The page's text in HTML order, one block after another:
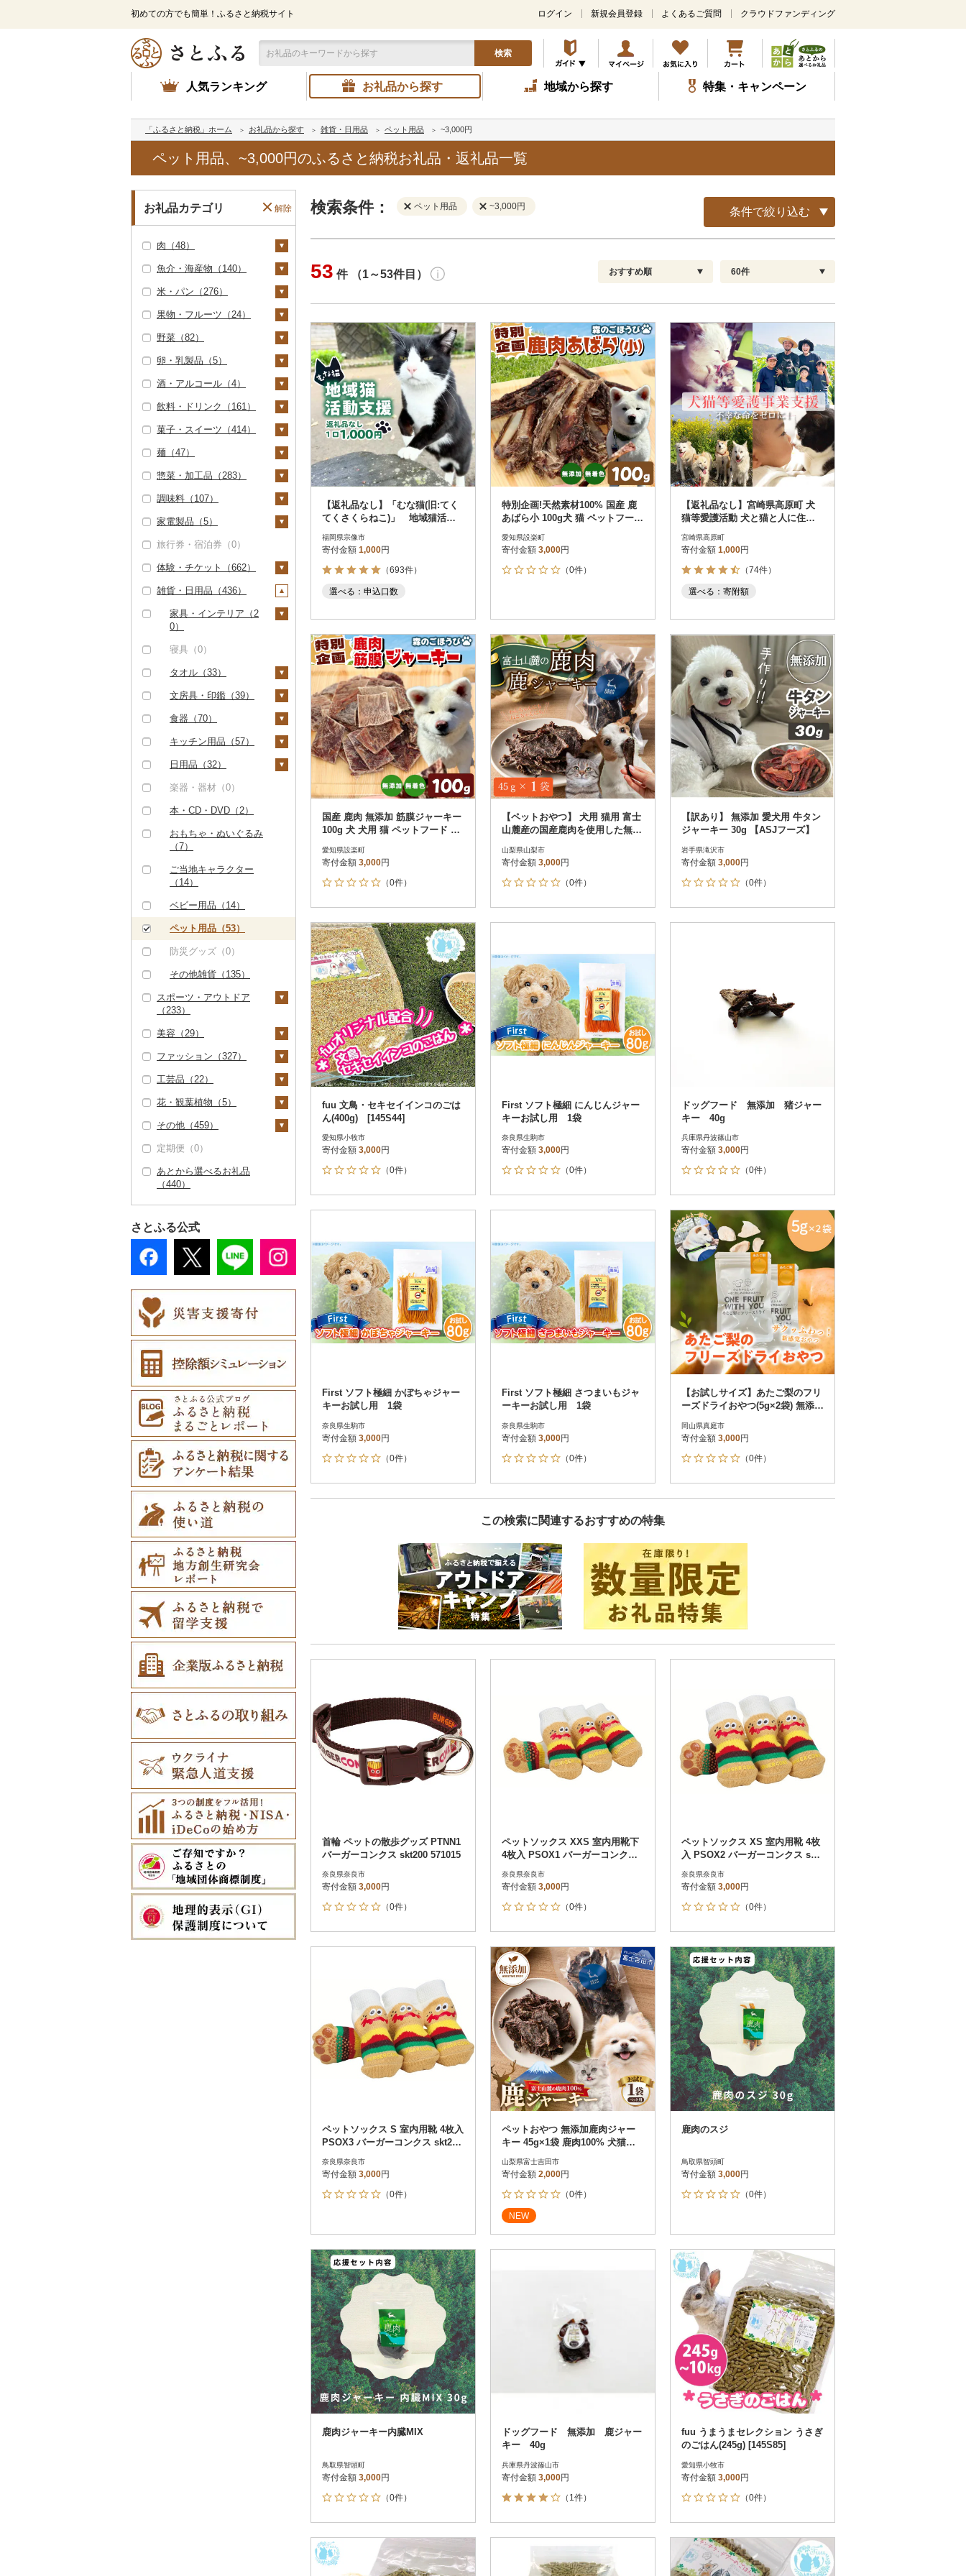
初めての方でも簡単！ふるさと納税サイト
メ
ン
コ
ン
テ
ツ
ッ
ログイン 新規会員登録 よくあるご質問 クラウドファンディング
検索
人気ランキング お礼品から探す 地域から探す 特集・キャンペーン
「ふるさと納税」ホーム お礼品から探す 雑貨・日用品 ペット用品 ~3,000円
ペット用品、~3,000円のふるさと納税お礼品・返礼品一覧
お礼品カテゴリ 解除
肉（48）
牛肉（精肉）（8）
ステーキ（0）
すき焼き（1）
しゃぶしゃぶ（0）
焼肉（3）
牛タン（1）
和牛（0）
黒毛和牛（0）
白老牛（0）
仙台牛（0）
米沢牛（0）
山形牛（0）
常陸牛（0）
上州牛（0）
飛騨牛（0）
近江牛（0）
（0）
但馬牛（0）
土佐あかうし（0）
佐賀牛（0）
長崎和牛（0）
あか牛（0）
宮崎牛（0）
その他牛肉（精肉）
牛肉（加工品）（6）
ハンバーグ（4）
もつ鍋（0）
ローストビーフ（0）
ビーフジャーキー
（2）
豚肉（精肉）（3）
ステーキ（0）
すき焼き（0）
しゃぶしゃぶ（0）
焼肉（1）
アグー豚（0）
その他豚肉（精肉）
豚肉（加工品）（6）
ハンバーグ（0）
もつ鍋（0）
ハム（0）
ソーセージ・ウインナ
（0）
その他豚肉（加工品）
（3）
鶏肉（10）
鶏肉（精肉）（2）
ハム・ソーセージ
鹿肉（13）
馬肉（0）
羊肉・ラム肉（ジンギ
2）
魚介・海産物（140）
カニ（0）
エビ（0）
いくら（0）
うに（0）
明太子・たらこ（1）
明太子（1）
たらこ（0）
その他魚卵（5）
数の子（0）
からすみ（4）
キャビア（0）
その他魚卵（0）
貝（1）
帆立（ホタテ）（0）
鮑（アワビ）（0）
牡蠣（カキ）（1）
あさり（0）
しじみ（0）
サザエ（0）
はまぐり（0）
その他貝（0）
うなぎ（2）
鮮魚（4）
鮭・サーモン（2）
マグロ（1）
イワシ（0）
カツオ（1）
金目鯛（0）
クエ（0）
イカ・タコ（5）
イカ（3）
タコ（2）
海苔・海藻（82）
海苔（43）
わかめ（13）
ひじき（1）
その他海苔・海藻（2
5）
干物（4）
ししゃも（0）
その他干物（4）
その他魚介・加工品
（0）
（2）
その他魚介・加工品
（55）
米・パン（276）
米（223）
精米（184）
無洗米（63）
玄米（7）
金芽米（0）
ゆめぴりか（7）
つや姫（2）
コシヒカリ（7）
はえぬき（129）
さがびより（0）
あきたこまち（1）
ひとめぼれ（1）
ミルキークィーン
ななつぼし（6）
その他米（25）
雑穀（2）
餅（11）
その他穀物加工品（3
果物・フルーツ（24）
ぶどう・マスカット
ドライフルーツ（1
（5）
野菜（82）
いも（22）
じゃがいも（0）
さつまいも（22）
その他いも（2）
トマト（0）
玉ねぎ（7）
ねぎ（1）
とうもろこし（2）
根菜（12）
人参（0）
大根（1）
自然薯（0）
レンコン（0）
にんにく・生姜（7）
その他根菜（5）
アスパラガス（0）
豆（18）
きのこ（5）
しいたけ（1）
松茸（0）
その他きのこ（4）
その他野菜（16）
山菜（1）
かぼちゃ（0）
卵・乳製品（5）
卵（1）
チーズ（3）
ヨーグルト（0）
牛乳（1）
バター（0）
その他乳製品（0）
酒・アルコール（4）
ビール・発泡酒（0）
日本酒（0）
焼酎（0）
梅酒（0）
泡盛（0）
ワイン（0）
ウイスキー（1）
リキュール・洋酒
ノンアルコール（0）
その他酒（1）
飲料・ドリンク（161）
水・ミネラルウォータ
（94）
飲料（2）
コーヒー豆（29）
粉（23）
ドリップ（41）
茶（57）
飲料（4）
茶葉・ティーバッグ
（48）
静岡茶（0）
足柄茶（0）
知覧茶（0）
八女茶（5）
その他茶（28）
果汁飲料（4）
りんごジュース（0）
みかんジュース（オレ
ンジジュース）（2）
その他果汁飲料（1）
紅茶（5）
飲料（0）
茶葉・ティーバッグ
（5）
その他飲料・ジュース
（8）
野菜ジュース（0）
炭酸飲料（0）
豆乳（0）
その他飲料・ジュース
（8）
菓子・スイーツ（414）
ケーキ（4）
クッキー（14）
焼き菓子（11）
プリン（0）
ゼリー（297）
チョコレート（7）
カステラ（1）
アイス・ジェラート
（0）
その他洋菓子（10）
煎餅・おかき（14）
羊羹（1）
饅頭（3）
大福（1）
その他和菓子（67）
麺（47）
ラーメン（19）
うどん（12）
そば（3）
パスタ（8）
ひやむぎ（1）
そうめん（2）
その他麺（5）
惣菜・加工品（283）
惣菜（92）
餃子（55）
シュウマイ（2）
コロッケ（1）
その他惣菜（33）
カレー・シチュー（1
スープ（38）
豆腐・納豆（3）
豆腐（2）
納豆（1）
漬物（9）
梅干（0）
キムチ（7）
その他漬物（2）
缶詰・瓶詰（24）
肉（18）
魚（1）
果物（0）
ジャム（3）
その他缶詰・瓶詰
乾物（38）
燻製（スモーク）（1
調味料（107）
砂糖（7）
塩（19）
醤油（4）
味噌（14）
酢（0）
家電製品（5）
季節・空調家電（0）
キッチン家電（0）
照明器具（1）
パソコン・周辺機器
（0）
TV・オーディオ・カ
旅行券・宿泊券（0）
体験・チケット（662）
PayPay商品券（63
食事券（0）
温泉・サウナ・スパ利
ト券（0）
ゴルフプレー券（1）
GDOふるさとゴルフ
プレークーポン（0）
その他のゴルフプレー
券（1）
花火大会チケット
（1）
カタログギフト（0）
（27）
雑貨・日用品（436）
家具・インテリア（2
0）
タンス（0）
机・テーブル（0）
椅子・チェア・ソファ
ア（16）
寝具（0）
タオル（33）
泉州タオル（23）
その他タオル（10）
文房具・印鑑（39）
ボールペン（3）
ノート・ファイル（1
食器（70）
グラス・カップ（1
ナイフ（16）
弁当箱（22）
その他食器（10）
キッチン用品（57）
包丁（0）
フライパン（0）
鍋（0）
まな板（2）
その他キッチン用品
日用品（32）
洗剤（1）
トイレットペーパー
ティッシュ（2）
その他日用品（28）
楽器・器材（0）
本・CD・DVD（2）
おもちゃ・ぬいぐるみ
（7）
ご当地キャラクター
（14）
ベビー用品（14）
ペット用品（53）
防災グッズ（0）
その他雑貨（135）
スポーツ・アウトドア
（233）
ゴルフ（1）
ゴルフボール（0）
ゴルフクラブ（0）
ゴルフウェア（0）
その他ゴルフ（1）
釣り（0）
サイクリング（0）
アウトドア・キャンプ
9）
ウェア・ユニフォーム
（0）
美容（29）
スキンケア（12）
化粧水・乳液・美容液
0）
シャンプー・リンス
（4）
入浴剤（6）
アロマ（2）
その他美容（9）
ファッション（327）
鞄・バッグ（33）
トートバッグ・ショル
ツケース（0）
その他鞄・バッグ（3
2）
洋服（11）
女性・レディース（1
子供・ベビー（0）
その他洋服（8）
和服（0）
靴・履物（225）
靴・シューズ（225）
（0）
その他靴・履物（22
アクセサリー（43）
ス（1）
ピアス・イヤリング
真珠・パール（0）
その他アクセサリー
2）
財布（1）
ショール・ストール
（0）
ネクタイ・ベルト
8）
工芸品（22）
織物（2）
本場奄美大島紬（0）
その他織物（2）
陶器・漆器（1）
信楽焼（0）
唐津焼（0）
村上木彫堆朱（0）
その他陶器・漆器
（1）
その他装飾品・工芸品
数珠（0）
工芸品（18）
播州そろばん（0）
美濃和紙（0）
民芸品（4）
花・観葉植物（5）
観葉植物・苗木（0）
花（2）
胡蝶蘭（0）
ラワー（2）
その他花（0）
盆栽・その他（3）
その他（459）
地域サービス（255）
その他（217）
定期便（0）
あとから選べるお礼品
（440）
さとふる公式
検索条件： ペット用品 ~3,000円 条件で絞り込む
円
決済方法 解除
PayPay
クレジットカード決済
Amazon Pay
楽天ペイ
メルペイ
コンビニ支払い
ソフトバンクまとめて支払い
d払い
金融機関(Pay-easy決済)
解除
発送種別 解除
通常
冷蔵便
冷凍便
配送指定 解除
お届け日時指定可
お届け時間帯指定可
発送される月指定可
その他 解除
さとふる限定のお礼品
定期便
さとふるアプリdeワンストップ申請
対象
結果を見る（
53 件 （1～53件目） おすすめ順
新着順
レビュー件数順
レビュー評価順
寄付金額が高い順
寄付金額が低い順
60件
60
90
120
【返礼品なし】「むな猫(旧:てく
てくさくらねこ)」 地域猫活動
支援【むな猫】_HA1118
福岡県宗像市
寄付金額 1,000円
（693件）
選べる：申込口数
特別企画!天然素材100% 国産 鹿
あばら小 100g犬 猫 ペットフード
ペット おやつ 骨
愛知県設楽町
寄付金額 3,000円
（0件）
【返礼品なし】宮崎県高原町 犬
猫等愛護活動 犬と猫と人に住み
よい共生社会づくりを応援 sm30
00
宮崎県高原町
寄付金額 1,000円
（74件）
選べる：寄附額
国産 鹿肉 無添加 筋膜ジャーキー
100g 犬 犬用 猫 ペットフード お
愛知県設楽町
寄付金額 3,000円
（0件）
【ペットおやつ】 犬用 猫用 富士
山麓産の国産鹿肉を使用した無添
山梨県山梨市
寄付金額 3,000円
（0件）
【訳あり】 無添加 愛犬用 牛タン
ジャーキー 30g 【ASJフーズ】
岩手県滝沢市
寄付金額 3,000円
（0件）
fuu 文鳥・セキセイインコのごは
ん(400g) [145S44]
愛知県小牧市
寄付金額 3,000円
（0件）
First ソフト極細 にんじんジャー
キーお試し用 1袋
奈良県生駒市
寄付金額 3,000円
（0件）
ドッグフード 無添加 猪ジャー
キー 40g
兵庫県丹波篠山市
寄付金額 3,000円
（0件）
First ソフト極細 かぼちゃジャー
キーお試し用 1袋
奈良県生駒市
寄付金額 3,000円
（0件）
First ソフト極細 さつまいもジャ
ーキーお試し用 1袋
奈良県生駒市
寄付金額 3,000円
（0件）
【お試しサイズ】あたご梨のフリ
ーズドライおやつ(5g×2袋) 無添加
岡山県真庭市
寄付金額 3,000円
（0件）
この検索に関連するおすすめの特集
首輪 ペットの散歩グッズ PTNN1
バーガーコンクス skt200 571015
奈良県奈良市
寄付金額 3,000円
（0件）
ペットソックス XXS 室内用靴下
4枚入 PSOX1 バーガーコンクス
奈良県奈良市
寄付金額 3,000円
（0件）
ペットソックス XS 室内用靴 4枚
入 PSOX2 バーガーコンクス skt2
奈良県奈良市
寄付金額 3,000円
（0件）
ペットソックス S 室内用靴 4枚入
PSOX3 バーガーコンクス skt205
奈良県奈良市
寄付金額 3,000円
（0件）
ペットおやつ 無添加鹿肉ジャー
キー 45g×1袋 鹿肉100% 犬猫お
山梨県富士吉田市
寄付金額 2,000円
（0件）
NEW
鹿肉のスジ
鳥取県智頭町
寄付金額 3,000円
（0件）
鹿肉ジャーキー内臓MIX
鳥取県智頭町
寄付金額 3,000円
（0件）
ドッグフード 無添加 鹿ジャー
キー 40g
兵庫県丹波篠山市
寄付金額 3,000円
（1件）
fuu うまうまセレクション うさぎ
のごはん(245g) [145S85]
愛知県小牧市
寄付金額 3,000円
（0件）